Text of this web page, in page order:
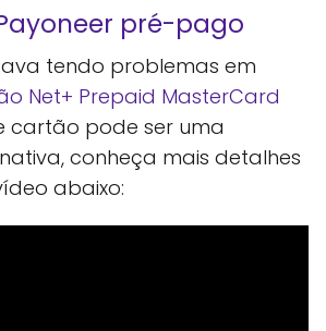
pré-pago
tendo problemas em
Net+ Prepaid MasterCard
cartão pode ser uma
conheça mais detalhes
abaixo: